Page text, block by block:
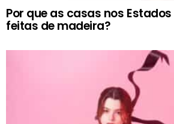
Por que as casas nos
feitas de madeira?